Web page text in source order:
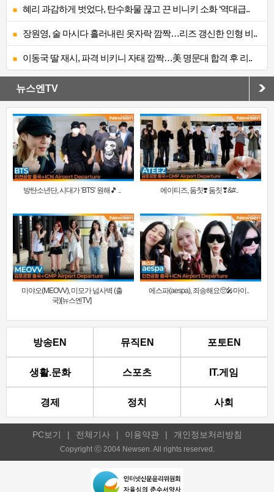
혜리 과감하게 벗었다, 탄수화물 끊고 끈 비니키 소화 ‘역대급..
장원영, 술 마시다 흘러내린 옷자락 깜짝…리즈 갱신한 인형 비..
이동국 딸 재시, 파격 비키니 자태 깜짝…美 명문대 합격 후 리..
뉴스엔TV
방탄소년단, 시대가 ‘BTS’ 원해🎵 .. 에이티즈, 둠칫❣️ 둠칫❣&#..
미야오(MEOVV), 미모가 넘사벽 (출
국)[뉴스엔TV]
에스파(aespa), 죄송해요🥺🎤마이..
방송EN 뮤직EN 포토EN
생활.문화 스포츠 IT.게임
경제 정치 사회
PC보기 | 전체기사 | 이용약관 | 개인정보처리방침
Copyright ⓒ 2004 Newsen. All rights reserved.